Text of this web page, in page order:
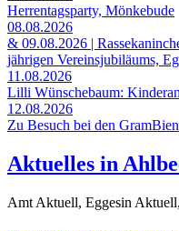
Herrentagsparty, Mönkebude
08.08.2026
& 09.08.2026 |
jährigen Vereinsjubiläums,
11.08.2026
Lilli Wünschebaum:
12.08.2026
Zu Besuch bei den
Aktuelles in
Amt Aktuell, Eggesin